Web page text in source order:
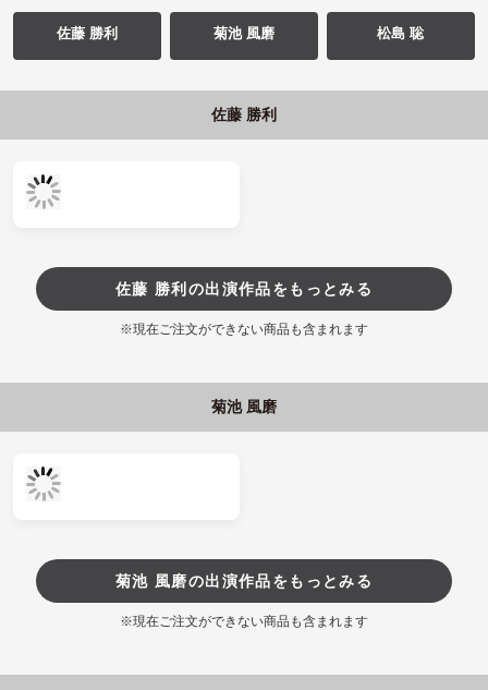
佐藤 勝利 菊池 風磨 松島 聡
佐藤 勝利
佐藤 勝利の出演作品をもっとみる
※現在ご注文ができない商品も含まれます
菊池 風磨
菊池 風磨の出演作品をもっとみる
※現在ご注文ができない商品も含まれます